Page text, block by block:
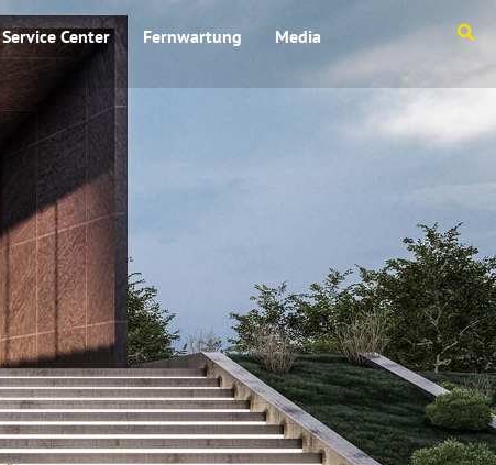
Service Center Fernwartung Media